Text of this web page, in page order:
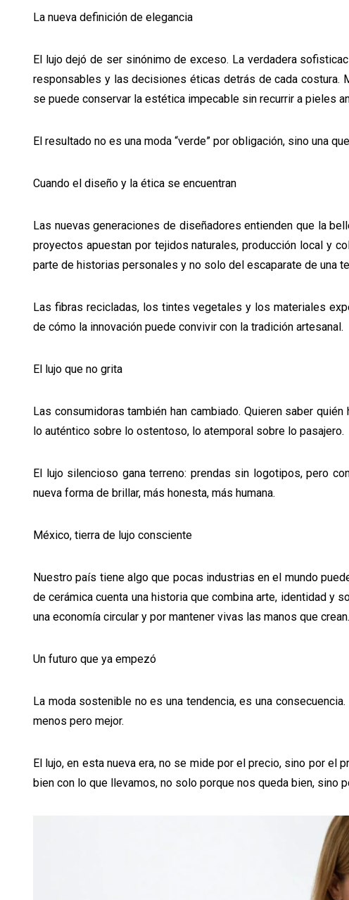
La nueva definición de elegancia
El lujo dejó de ser sinónimo de exceso. La verdadera
responsables y las decisiones éticas detrás de cada costura.
se puede conservar la estética impecable sin recurrir a pieles
El resultado no es una moda “verde” por obligación, sino una
Cuando el diseño y la ética se encuentran
Las nuevas generaciones de diseñadores entienden que la
proyectos apuestan por tejidos naturales, producción local y
parte de historias personales y no solo del escaparate de una
Las fibras recicladas, los tintes vegetales y los materiales
de cómo la innovación puede convivir con la tradición artesanal.
El lujo que no grita
Las consumidoras también han cambiado. Quieren saber
lo auténtico sobre lo ostentoso, lo atemporal sobre lo pasajero.
El lujo silencioso gana terreno: prendas sin logotipos, pero
nueva forma de brillar, más honesta, más humana.
México, tierra de lujo consciente
Nuestro país tiene algo que pocas industrias en el mundo
de cerámica cuenta una historia que combina arte, identidad y
una economía circular y por mantener vivas las manos que crean.
Un futuro que ya empezó
La moda sostenible no es una tendencia, es una
menos pero mejor.
El lujo, en esta nueva era, no se mide por el precio, sino por el
bien con lo que llevamos, no solo porque nos queda bien, sino